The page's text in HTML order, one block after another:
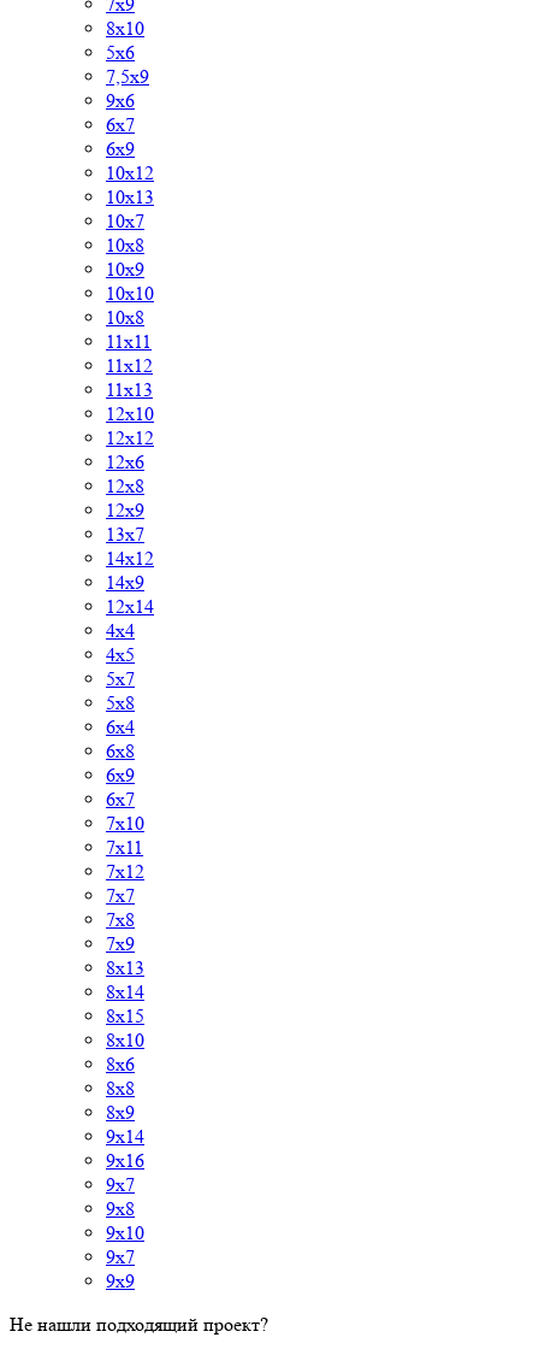
7х9
8х10
5х6
7,5х9
9х6
6х7
6х9
10х12
10х13
10х7
10х8
10х9
10x10
10x8
11х11
11х12
11х13
12х10
12х12
12х6
12х8
12х9
13х7
14х12
14х9
12х14
4х4
4х5
5х7
5x8
6х4
6x8
6x9
6x7
7х10
7х11
7х12
7x7
7x8
7x9
8х13
8х14
8х15
8x10
8x6
8x8
8x9
9х14
9х16
9х7
9х8
9x10
9x7
9x9
Не нашли подходящий проект?